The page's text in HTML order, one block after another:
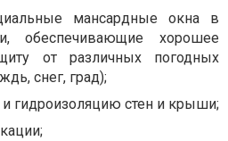
мансардные окна в
обеспечивающие хорошее
от различных погодных
снег, град);
и гидроизоляцию стен и крыши;